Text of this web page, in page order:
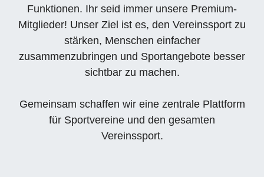
Funktionen. Ihr seid immer unsere Premium-
Mitglieder! Unser Ziel ist es, den Vereinssport zu
stärken, Menschen einfacher
zusammenzubringen und Sportangebote besser
sichtbar zu machen.
Gemeinsam schaffen wir eine zentrale Plattform
für Sportvereine und den gesamten
Vereinssport.